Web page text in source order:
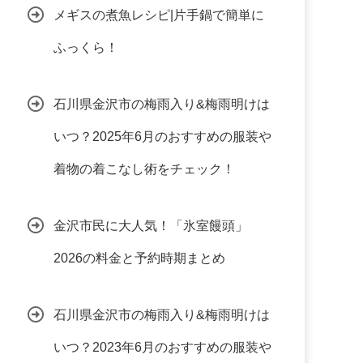
メギスの煮魚レシピ|片手鍋で簡単に
ふっくら！
石川県金沢市の梅雨入り&梅雨明けは
いつ？2025年6月のおすすめの服装や
着物の着こなし術をチェック！
金沢市民に大人気！「氷室饅頭」
2026の料金と予約時期まとめ
石川県金沢市の梅雨入り&梅雨明けは
いつ？2023年6月のおすすめの服装や